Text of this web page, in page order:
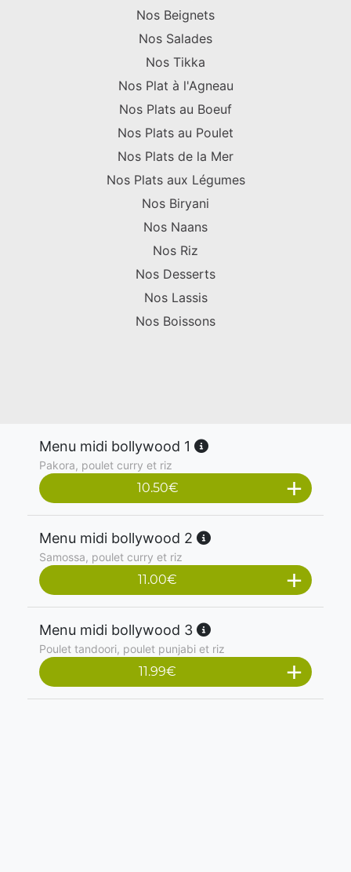
Nos Beignets
Nos Salades
Nos Tikka
Nos Plat à l'Agneau
Nos Plats au Boeuf
Nos Plats au Poulet
Nos Plats de la Mer
Nos Plats aux Légumes
Nos Biryani
Nos Naans
Nos Riz
Nos Desserts
Nos Lassis
Nos Boissons
Menu midi bollywood 1
Pakora, poulet curry et riz
10.50€
Menu midi bollywood 2
Samossa, poulet curry et riz
11.00€
Menu midi bollywood 3
Poulet tandoori, poulet punjabi et riz
11.99€